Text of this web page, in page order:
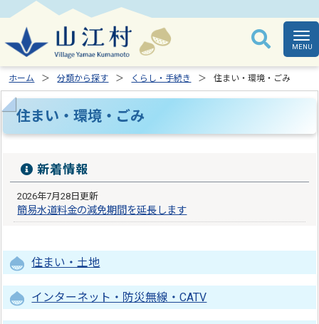
ホーム 分類から探す くらし・手続き 住まい・環境・ごみ
住まい・環境・ごみ
新着情報
2026年7月28日更新
簡易水道料金の減免期間を延長します
住まい・土地
インターネット・防災無線・CATV